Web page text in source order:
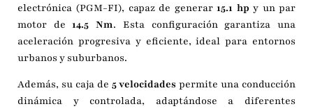
electrónica (PGM-FI), capaz de generar15.1 hp y un par
motor de14.5 Nm. Esta configuración garantiza una
aceleración progresiva y eficiente, ideal para entornos
urbanos y suburbanos.
Además, su caja de 5 velocidades permite una conducción
dinámica y controlada, adaptándose a diferentes